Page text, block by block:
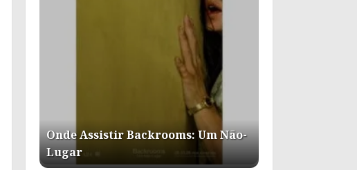
Onde Assistir Backrooms: Um Não-
Lugar